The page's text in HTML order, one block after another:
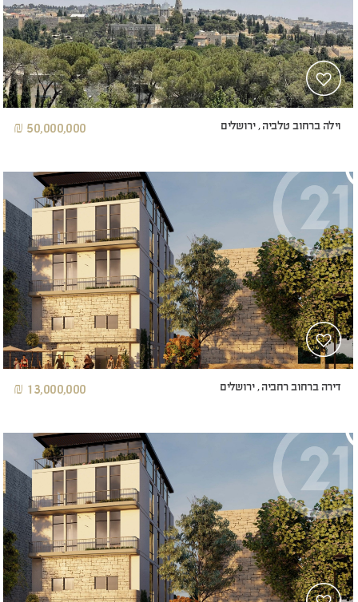
וילה ברחוב טלביה , ירושלים 50,000,000 ₪
דירה ברחוב רחביה , ירושלים 13,000,000 ₪